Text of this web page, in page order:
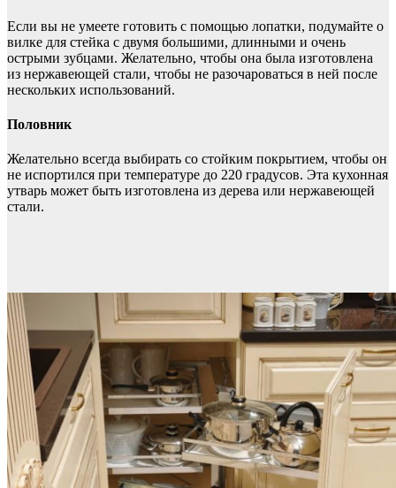
Если вы не умеете готовить с помощью лопатки, подумайте о
вилке для стейка с двумя большими, длинными и очень
острыми зубцами. Желательно, чтобы она была изготовлена
из нержавеющей стали, чтобы не разочароваться в ней после
нескольких использований.
Половник
Желательно всегда выбирать со стойким покрытием, чтобы он
не испортился при температуре до 220 градусов. Эта кухонная
утварь может быть изготовлена из дерева или нержавеющей
стали.